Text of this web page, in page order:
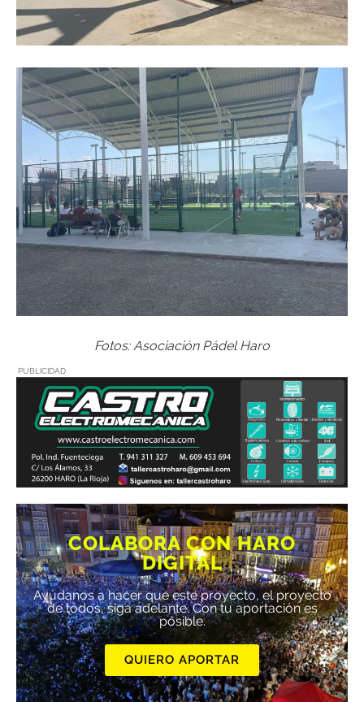
Fotos: Asociación Pádel Haro
PUBLICIDAD
COLABORA CON HARO
DIGITAL
Ayúdanos a hacer que este proyecto, el proyecto
de todos, siga adelante. Con tu aportación es
posible.
QUIERO APORTAR